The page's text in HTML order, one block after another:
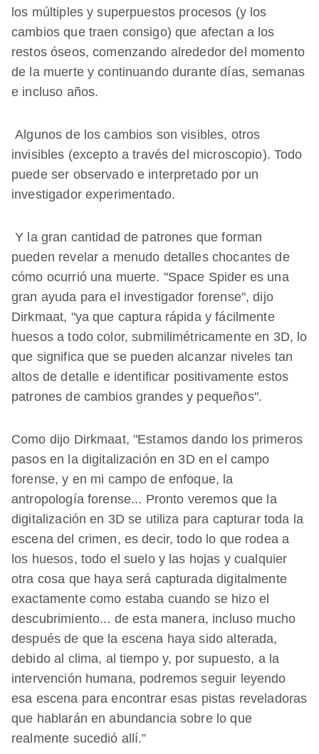
los múltiples y superpuestos procesos (y los
cambios que traen consigo) que afectan a los
restos óseos, comenzando alrededor del momento
de la muerte y continuando durante días, semanas
e incluso años.
Algunos de los cambios son visibles, otros
invisibles (excepto a través del microscopio). Todo
puede ser observado e interpretado por un
investigador experimentado.
Y la gran cantidad de patrones que forman
pueden revelar a menudo detalles chocantes de
cómo ocurrió una muerte. "Space Spider es una
gran ayuda para el investigador forense", dijo
Dirkmaat, "ya que captura rápida y fácilmente
huesos a todo color, submilimétricamente en 3D, lo
que significa que se pueden alcanzar niveles tan
altos de detalle e identificar positivamente estos
patrones de cambios grandes y pequeños".
Como dijo Dirkmaat, "Estamos dando los primeros
pasos en la digitalización en 3D en el campo
forense, y en mi campo de enfoque, la
antropología forense... Pronto veremos que la
digitalización en 3D se utiliza para capturar toda la
escena del crimen, es decir, todo lo que rodea a
los huesos, todo el suelo y las hojas y cualquier
otra cosa que haya será capturada digitalmente
exactamente como estaba cuando se hizo el
descubrimiento... de esta manera, incluso mucho
después de que la escena haya sido alterada,
debido al clima, al tiempo y, por supuesto, a la
intervención humana, podremos seguir leyendo
esa escena para encontrar esas pistas reveladoras
que hablarán en abundancia sobre lo que
realmente sucedió allí.”